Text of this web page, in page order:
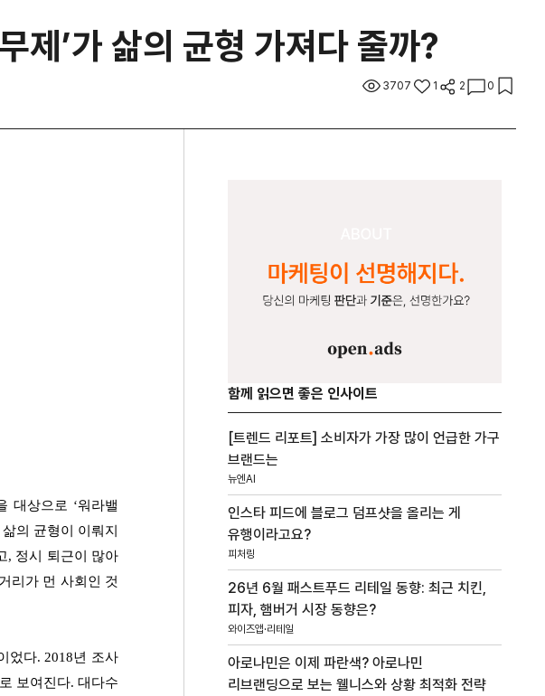
제’가 삶의 균형 가져다 줄까?
3707 1 2 0
대상으로 ‘워라밸
의 균형이 이뤄지
, 정시 퇴근이 많아
리가 먼 사회인 것
었다. 2018년 조사
보여진다. 대다수
함께 읽으면 좋은 인사이트
[트렌드 리포트] 소비자가 가장 많이 언급한 가구
브랜드는
뉴엔AI
인스타 피드에 블로그 덤프샷을 올리는 게
유행이라고요?
피처링
26년 6월 패스트푸드 리테일 동향: 최근 치킨,
피자, 햄버거 시장 동향은?
와이즈앱·리테일
아로나민은 이제 파란색? 아로나민
리브랜딩으로 보는 웰니스와 상황 최적화 전략